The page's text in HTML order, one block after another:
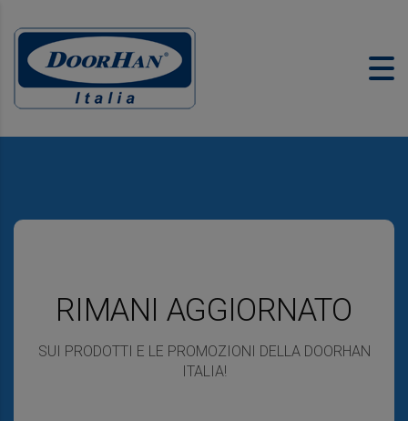
ISCRIVITI ALLA NS.
NEWSLETTER
RIMANI AGGIORNATO
SUI PRODOTTI E LE PROMOZIONI DELLA DOORHAN
ITALIA!